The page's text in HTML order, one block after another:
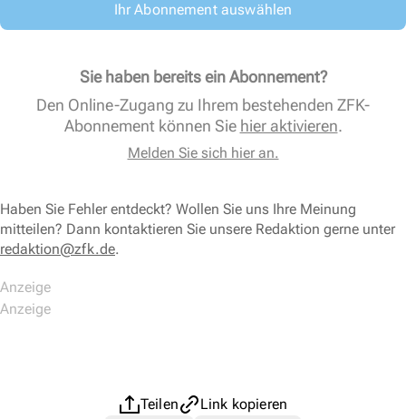
Ihr Abonnement auswählen
Sie haben bereits ein Abonnement?
Den Online-Zugang zu Ihrem bestehenden ZFK-
Abonnement können Sie hier aktivieren.
Melden Sie sich hier an.
Haben Sie Fehler entdeckt? Wollen Sie uns Ihre Meinung
mitteilen? Dann kontaktieren Sie unsere Redaktion gerne unter
redaktion@zfk.de.
Teilen
Link kopieren